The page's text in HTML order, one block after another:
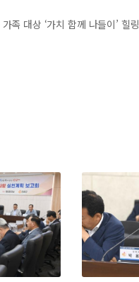
족 대상 ‘가치 함께 나들이’ 힐링